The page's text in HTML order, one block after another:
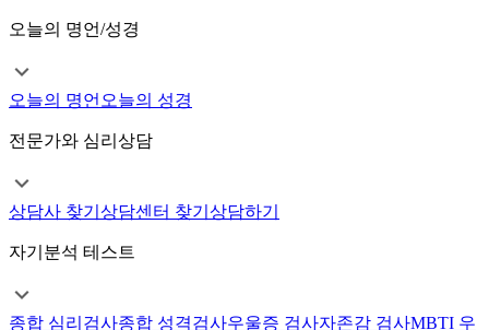
오늘의 명언/성경
오늘의 명언 오늘의 성경
전문가와 심리상담
상담사 찾기 상담센터 찾기 상담하기
자기분석 테스트
종합 심리검사종합 성격검사우울증 검사자존감 검사MBTI 우